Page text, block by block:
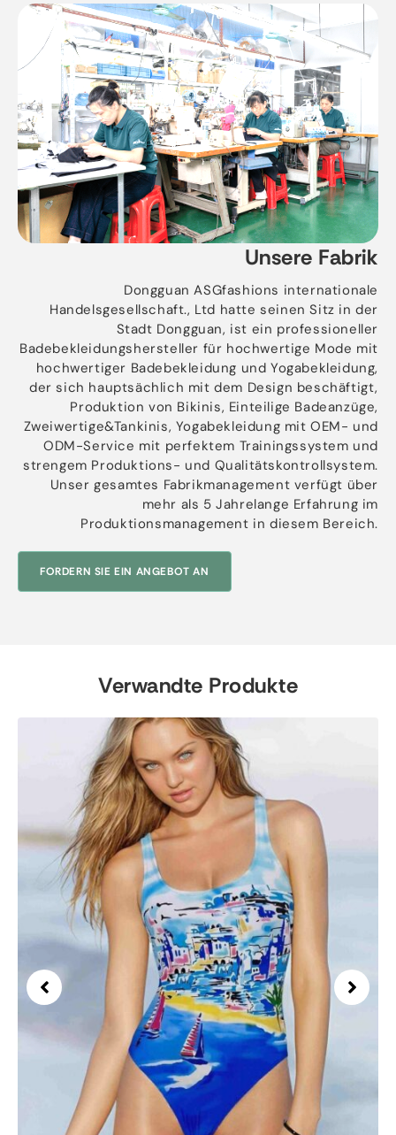
Unsere Fabrik
Dongguan ASGfashions internationale
Handelsgesellschaft., Ltd hatte seinen Sitz in der
Stadt Dongguan, ist ein professioneller
Badebekleidungshersteller für hochwertige Mode mit
hochwertiger Badebekleidung und Yogabekleidung,
der sich hauptsächlich mit dem Design beschäftigt,
Produktion von Bikinis, Einteilige Badeanzüge,
Zweiwertige&Tankinis, Yogabekleidung mit OEM- und
ODM-Service mit perfektem Trainingssystem und
strengem Produktions- und Qualitätskontrollsystem.
Unser gesamtes Fabrikmanagement verfügt über
mehr als 5 Jahrelange Erfahrung im
Produktionsmanagement in diesem Bereich.
FORDERN SIE EIN ANGEBOT AN
Verwandte Produkte